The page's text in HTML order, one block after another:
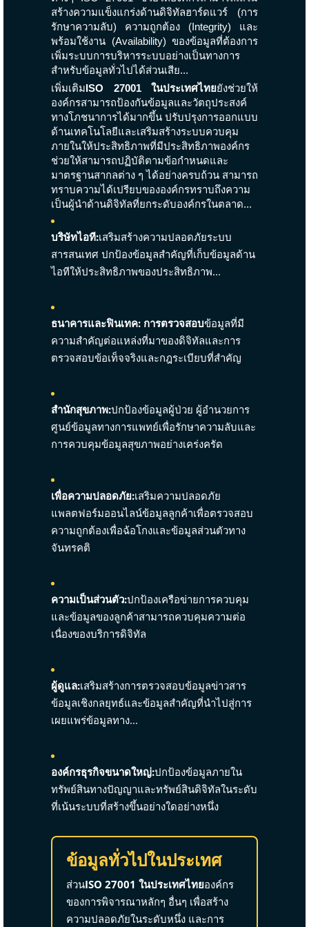
สร้างความแข็งแกร่งด้านดิจิทัลฮาร์ดแวร์ (การ
รักษาความลับ) ความถูกต้อง (Integrity) และ
พร้อมใช้งาน (Availability) ของข้อมูลที่ต้องการ
เพิ่มระบบการบริหารระบบอย่างเป็นทางการ
สำหรับข้อมูลทั่วไปได้ส่วนเสีย...
เพิ่มเติมISO 27001 ในประเทศไทยยังช่วยให้
องค์กรสามารถป้องกันข้อมูลและวัตถุประสงค์
ทางโภชนาการได้มากขึ้น ปรับปรุงการออกแบบ
ด้านเทคโนโลยีและเสริมสร้างระบบควบคุม
ภายในให้ประสิทธิภาพที่มีประสิทธิภาพองค์กร
ช่วยให้สามารถปฏิบัติตามข้อกำหนดและ
มาตรฐานสากลต่าง ๆ ได้อย่างครบถ้วน สามารถ
ทราบความได้เปรียบขององค์กรทราบถึงความ
เป็นผู้นำด้านดิจิทัลที่ยกระดับองค์กรในตลาด...
บริษัทไอที:เสริมสร้างความปลอดภัยระบบ
สารสนเทศ ปกป้องข้อมูลสำคัญที่เก็บข้อมูลด้าน
ไอทีให้ประสิทธิภาพของประสิทธิภาพ...
ธนาคารและฟินเทค: การตรวจสอบข้อมูลที่มี
ความสำคัญต่อแหล่งที่มาของดิจิทัลและการ
ตรวจสอบข้อเท็จจริงและกฎระเบียบที่สำคัญ
สำนักสุขภาพ:ปกป้องข้อมูลผู้ป่วย ผู้อำนวยการ
ศูนย์ข้อมูลทางการแพทย์เพื่อรักษาความลับและ
การควบคุมข้อมูลสุขภาพอย่างเคร่งครัด
เพื่อความปลอดภัย:เสริมความปลอดภัย
แพลตฟอร์มออนไลน์ข้อมูลลูกค้าเพื่อตรวจสอบ
ความถูกต้องเพื่อฉ้อโกงและข้อมูลส่วนตัวทาง
จันทรคติ
ความเป็นส่วนตัว:ปกป้องเครือข่ายการควบคุม
และข้อมูลของลูกค้าสามารถควบคุมความต่อ
เนื่องของบริการดิจิทัล
ผู้ดูแล:เสริมสร้างการตรวจสอบข้อมูลข่าวสาร
ข้อมูลเชิงกลยุทธ์และข้อมูลสำคัญที่นำไปสู่การ
เผยแพร่ข้อมูลทาง...
องค์กรธุรกิจขนาดใหญ่:ปกป้องข้อมูลภายใน
ทรัพย์สินทางปัญญาและทรัพย์สินดิจิทัลในระดับ
ที่เน้นระบบที่สร้างขึ้นอย่างใดอย่างหนึ่ง
ข้อมูลทั่วไปในประเทศ
ส่วนISO 27001 ในประเทศไทยองค์กร
ของการพิจารณาหลักๆ อื่นๆ เพื่อสร้าง
ความปลอดภัยในระดับหนึ่ง และการ